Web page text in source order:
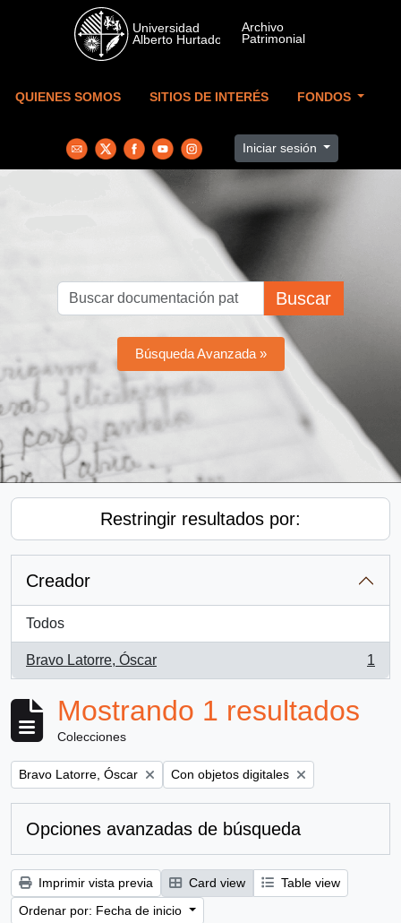
Skip to main content
QUIENES SOMOS SITIOS DE INTERÉS FONDOS
Iniciar sesión
Buscar
Búsqueda Avanzada »
Restringir resultados por:
Creador
Todos
Bravo Latorre, Óscar
, 1 resultados
1
Mostrando 1 resultados
Colecciones
Remove filter:
Bravo Latorre, Óscar Remove filter:
Con objetos digitales
Opciones avanzadas de búsqueda
Imprimir vista previa Card view
Table view
Ordenar por: Fecha de inicio